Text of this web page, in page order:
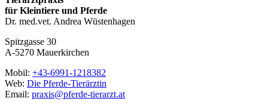
für Kleintiere und Pferde
Dr. med.vet. Andrea Wüstenhagen
Spitzgasse 30
A-5270 Mauerkirchen
Mobil: +43-6991-1218382
Web: Die Pferde-Tierärztin
Email: praxis@pferde-tierarzt.at